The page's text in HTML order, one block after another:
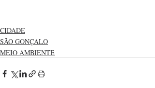
CIDADE
SÃO GONÇALO
MEIO AMBIENTE